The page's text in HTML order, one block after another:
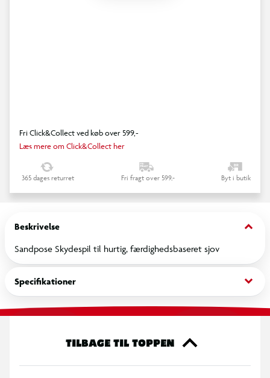
Fri Click&Collect ved køb over 599,-
Læs mere om Click&Collect her
365 dages returret Fri fragt over 599,- Byt i butik
Beskrivelse keyboard_arrow_down
Sandpose Skydespil til hurtig, færdighedsbaseret sjov
Specifikationer keyboard_arrow_down
TILBAGE TIL TOPPEN